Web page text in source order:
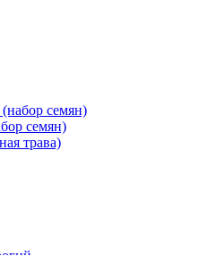
семян)
семян)
трава)